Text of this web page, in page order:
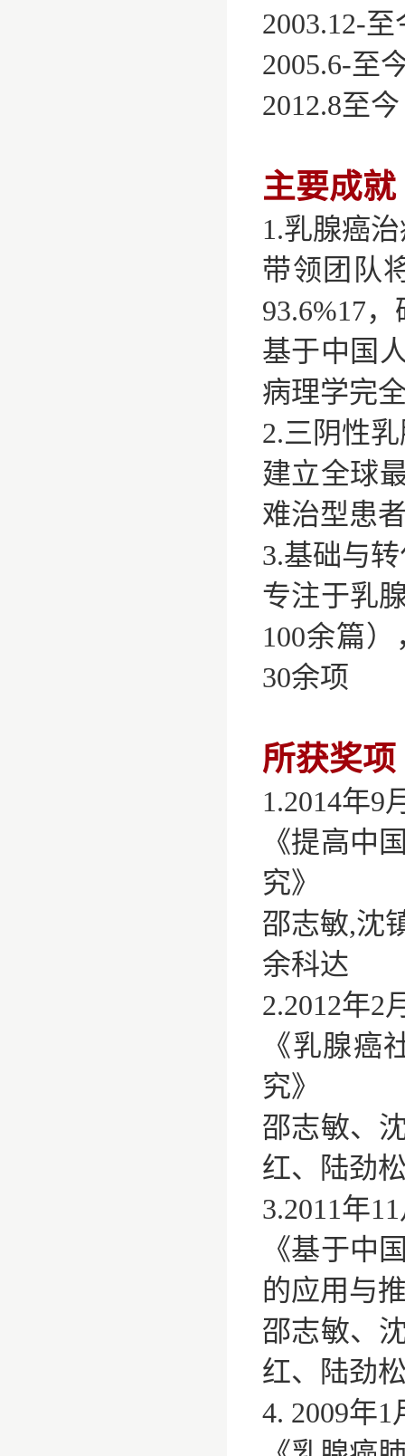
2003.12-
2005.6-至
2012.8至
主要成就
‌1.乳腺癌
带领团队
93.6%‌17
基于中国
病理学完
‌2.三阴性
建立全球
难治型患
3.基础与
专注于乳
100余篇
30余项‌
所获奖项
1.2014年9
《提高中
究》
邵志敏,沈
余科达
2.2012年2
《乳腺
究》
邵志敏、
红、陆劲
3.2011年
《基于中
的应用与
邵志敏、
红、陆劲
4. 2009年